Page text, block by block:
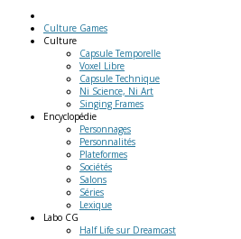
Culture Games
Culture
Capsule Temporelle
Voxel Libre
Capsule Technique
Ni Science, Ni Art
Singing Frames
Encyclopédie
Personnages
Personnalités
Plateformes
Sociétés
Salons
Séries
Lexique
Labo CG
Half Life sur Dreamcast